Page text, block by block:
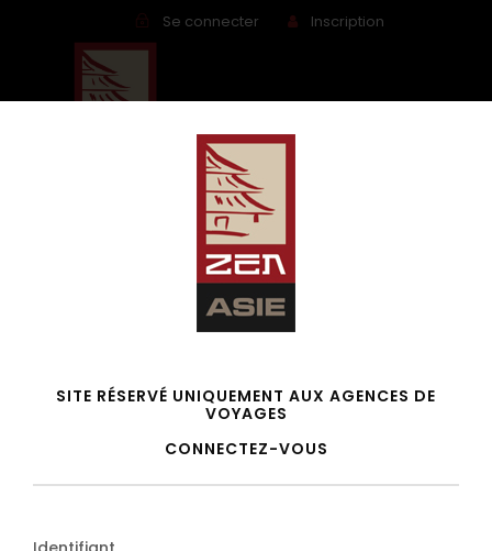
Se connecter Inscription
SITE RÉSERVÉ UNIQUEMENT AUX AGENCES DE
VOYAGES
CONNECTEZ-VOUS
Vietnam – Les
incontournables du
Vietnam